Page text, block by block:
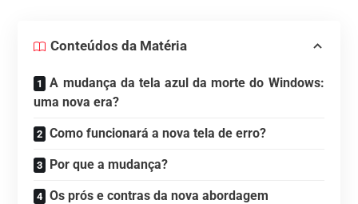
Conteúdos da Matéria
A mudança da tela azul da morte do Windows:
uma nova era?
Como funcionará a nova tela de erro?
Por que a mudança?
Os prós e contras da nova abordagem